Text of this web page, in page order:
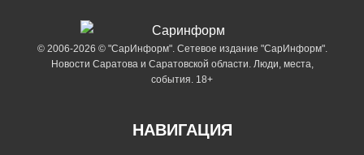
© 2006-2026 © "СарИнформ". Сетевое издание "СарИнформ".
Новости Саратова и Саратовской области. Люди, места,
события. 18+
НАВИГАЦИЯ